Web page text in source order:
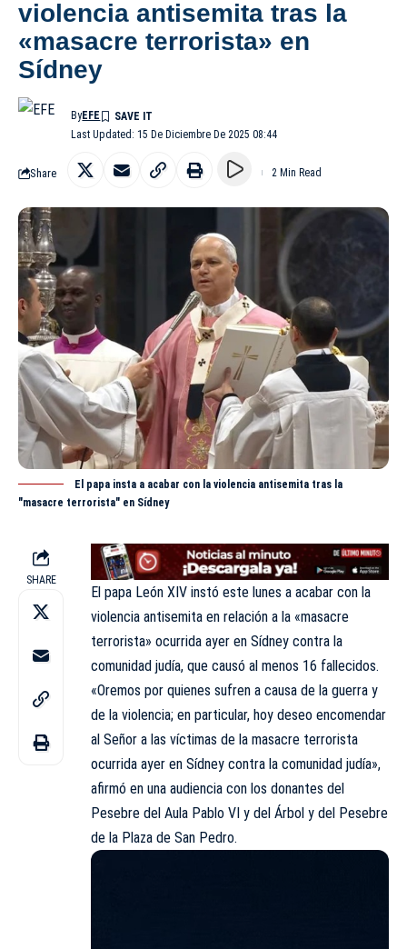
violencia antisemita tras la
«masacre terrorista» en
Sídney
Last Updated: 15 De Diciembre De 2025 08:44
ByEFE
Share 2 Min Read
El papa insta a acabar con la violencia antisemita tras la
"masacre terrorista" en Sídney
SHARE
El papa León XIV instó este lunes a acabar con la
violencia antisemita en relación a la «masacre
terrorista» ocurrida ayer en Sídney contra la
comunidad judía, que causó al menos 16 fallecidos.
«Oremos por quienes sufren a causa de la guerra y
de la violencia; en particular, hoy deseo encomendar
al Señor a las víctimas de la masacre terrorista
ocurrida ayer en Sídney contra la comunidad judía»,
afirmó en una audiencia con los donantes del
Pesebre del Aula Pablo VI y del Árbol y del Pesebre
de la Plaza de San Pedro.